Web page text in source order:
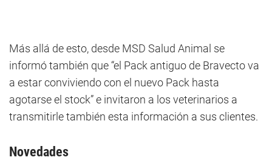
Más allá de esto, desde MSD Salud Animal se
informó también que “el Pack antiguo de Bravecto va
a estar conviviendo con el nuevo Pack hasta
agotarse el stock” e invitaron a los veterinarios a
transmitirle también esta información a sus clientes.
Novedades